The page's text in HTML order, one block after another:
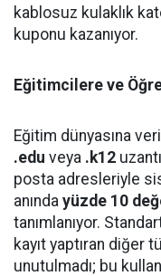
kablosuz kulaklık
kuponu kazanıyor.
Eğitimcilere ve
Eğitim dünyasına
.edu veya .k12
posta adresleriyle
anında yüzde 10
tanımlanıyor.
kayıt yaptıran diğer
unutulmadı; bu